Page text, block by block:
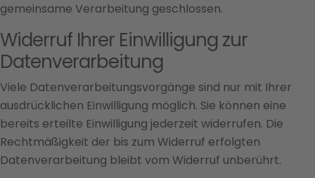
gemeinsame Verarbeitung geschlossen.
Widerruf Ihrer Einwilligung zur
Datenverarbeitung
Viele Datenverarbeitungsvorgänge sind nur mit Ihrer
ausdrücklichen Einwilligung möglich. Sie können eine
bereits erteilte Einwilligung jederzeit widerrufen. Die
Rechtmäßigkeit der bis zum Widerruf erfolgten
Datenverarbeitung bleibt vom Widerruf unberührt.